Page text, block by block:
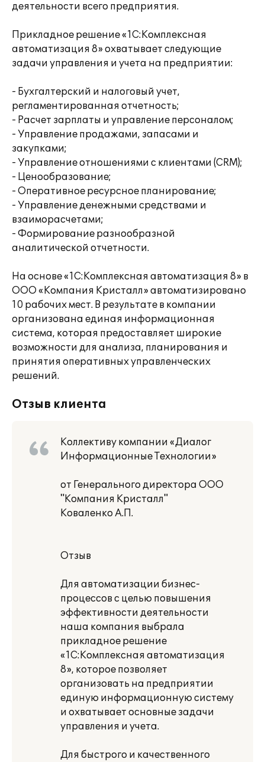
деятельности всего предприятия.
Прикладное решение «1С:Комплексная
автоматизация 8» охватывает следующие
задачи управления и учета на предприятии:
- Бухгалтерский и налоговый учет,
регламентированная отчетность;
- Расчет зарплаты и управление персоналом;
- Управление продажами, запасами и
закупками;
- Управление отношениями с клиентами (CRM);
- Ценообразование;
- Оперативное ресурсное планирование;
- Управление денежными средствами и
взаиморасчетами;
- Формирование разнообразной
аналитической отчетности.
На основе «1С:Комплексная автоматизация 8» в
ООО «Компания Кристалл» автоматизировано
10 рабочих мест. В результате в компании
организована единая информационная
система, которая предоставляет широкие
возможности для анализа, планирования и
принятия оперативных управленческих
решений.
Отзыв клиента
Коллективу компании «Диалог
Информационные Технологии»
от Генерального директора ООО
"Компания Кристалл"
Коваленко А.П.
Отзыв
Для автоматизации бизнес-
процессов с целью повышения
эффективности деятельности
наша компания выбрала
прикладное решение
«1С:Комплексная автоматизация
8», которое позволяет
организовать на предприятии
единую информационную систему
и охватывает основные задачи
управления и учета.
Для быстрого и качественного